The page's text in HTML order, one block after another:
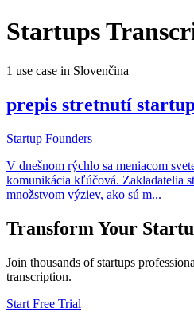
Startups
1 use case in Slovenčina
prepis stretnutí
Startup Founders
V dnešnom rýchlo sa meniacom
komunikácia kľúčová. Zakladatelia
množstvom výziev, ako sú m...
Transform Your
Join thousands ofstartups
transcription.
Start Free Trial